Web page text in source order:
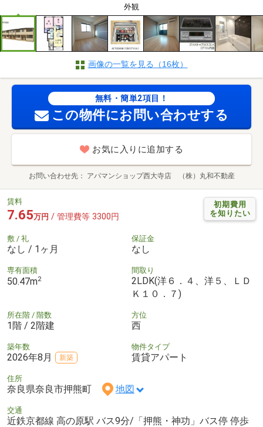
外観
画像の一覧を見る（16枚）
無料・簡単2項目！
この物件にお問い合わせする
お気に入りに追加する
お問い合わせ先 アパマンショップ西大寺店 （株）丸和不動産
初期費用
を知りたい
賃料
7.65万円 / 管理費等 3300円
敷 / 礼
なし / 1ヶ月
保証金
なし
専有面積
50.47m2
間取り
2LDK(洋６．４、洋５、ＬＤ
Ｋ１０．７)
所在階 / 階数
1階 / 2階建
方位
西
築年数
2026年8月 新築
物件タイプ
賃貸アパート
住所
奈良県奈良市押熊町 地図
交通
近鉄京都線 高の原駅 バス9分/「押熊・神功」バス停 停歩